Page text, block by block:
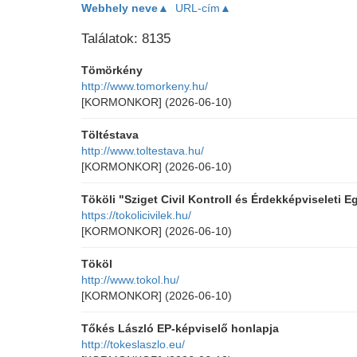
Webhely neve▲ URL-cím▲
Találatok: 8135
Tömörkény
http://www.tomorkeny.hu/
[KORMONKOR] (2026-06-10)
Töltéstava
http://www.toltestava.hu/
[KORMONKOR] (2026-06-10)
Tököli "Sziget Civil Kontroll és Érdekképviseleti
https://tokolicivilek.hu/
[KORMONKOR] (2026-06-10)
Tököl
http://www.tokol.hu/
[KORMONKOR] (2026-06-10)
Tőkés László EP-képviselő honlapja
http://tokeslaszlo.eu/